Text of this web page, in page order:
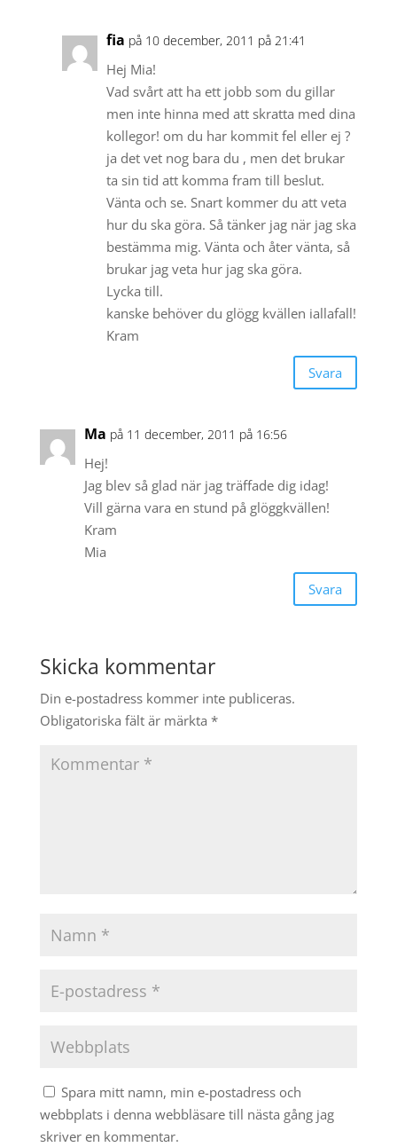
fia på 10 december, 2011 på 21:41
Hej Mia!
Vad svårt att ha ett jobb som du gillar
men inte hinna med att skratta med dina
kollegor! om du har kommit fel eller ej ?
ja det vet nog bara du , men det brukar
ta sin tid att komma fram till beslut.
Vänta och se. Snart kommer du att veta
hur du ska göra. Så tänker jag när jag ska
bestämma mig. Vänta och åter vänta, så
brukar jag veta hur jag ska göra.
Lycka till.
kanske behöver du glögg kvällen iallafall!
Kram
Svara
Ma på 11 december, 2011 på 16:56
Hej!
Jag blev så glad när jag träffade dig idag!
Vill gärna vara en stund på glöggkvällen!
Kram
Mia
Svara
Skicka kommentar
Din e-postadress kommer inte publiceras.
Obligatoriska fält är märkta *
Spara mitt namn, min e-postadress och
webbplats i denna webbläsare till nästa gång jag
skriver en kommentar.